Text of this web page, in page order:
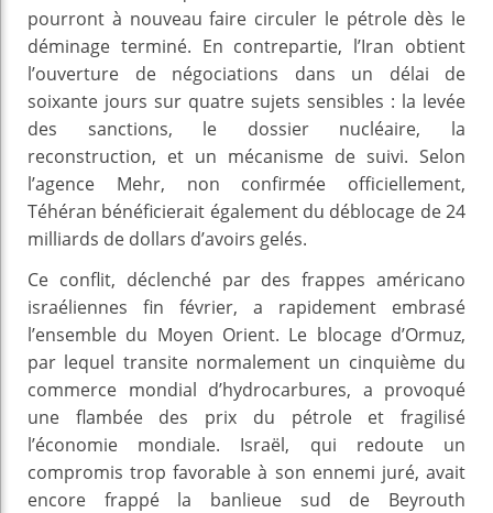
pourront à nouveau faire circuler le pétrole dès le
déminage terminé. En contrepartie, l’Iran obtient
l’ouverture de négociations dans un délai de
soixante jours sur quatre sujets sensibles : la levée
des sanctions, le dossier nucléaire, la
reconstruction, et un mécanisme de suivi. Selon
l’agence Mehr, non confirmée officiellement,
Téhéran bénéficierait également du déblocage de 24
milliards de dollars d’avoirs gelés.
Ce conflit, déclenché par des frappes américano
israéliennes fin février, a rapidement embrasé
l’ensemble du Moyen Orient. Le blocage d’Ormuz,
par lequel transite normalement un cinquième du
commerce mondial d’hydrocarbures, a provoqué
une flambée des prix du pétrole et fragilisé
l’économie mondiale. Israël, qui redoute un
compromis trop favorable à son ennemi juré, avait
encore frappé la banlieue sud de Beyrouth